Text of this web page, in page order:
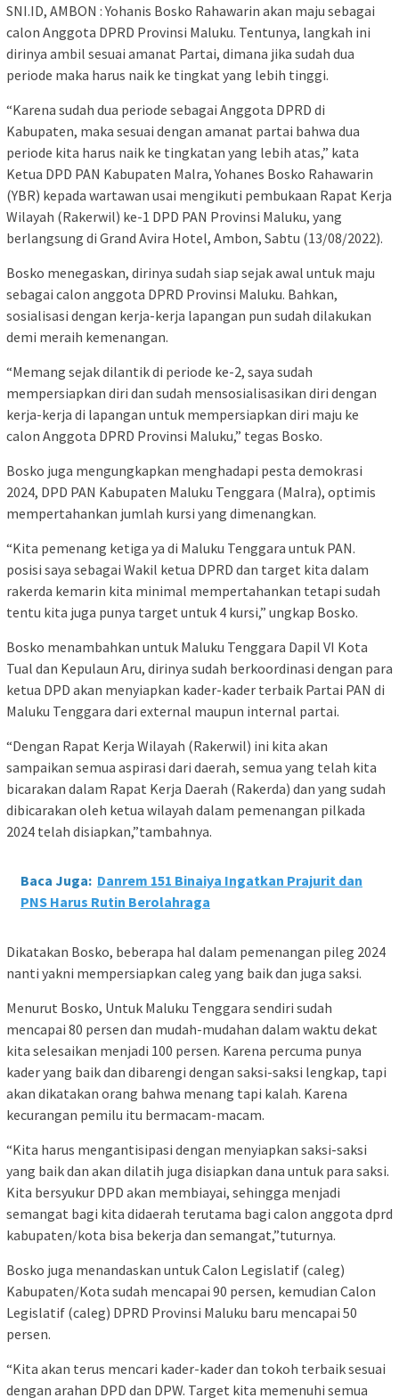
SNI.ID, AMBON : Yohanis Bosko Rahawarin akan maju sebagai
calon Anggota DPRD Provinsi Maluku. Tentunya, langkah ini
dirinya ambil sesuai amanat Partai, dimana jika sudah dua
periode maka harus naik ke tingkat yang lebih tinggi.
“Karena sudah dua periode sebagai Anggota DPRD di
Kabupaten, maka sesuai dengan amanat partai bahwa dua
periode kita harus naik ke tingkatan yang lebih atas,” kata
Ketua DPD PAN Kabupaten Malra, Yohanes Bosko Rahawarin
(YBR) kepada wartawan usai mengikuti pembukaan Rapat Kerja
Wilayah (Rakerwil) ke-1 DPD PAN Provinsi Maluku, yang
berlangsung di Grand Avira Hotel, Ambon, Sabtu (13/08/2022).
Bosko menegaskan, dirinya sudah siap sejak awal untuk maju
sebagai calon anggota DPRD Provinsi Maluku. Bahkan,
sosialisasi dengan kerja-kerja lapangan pun sudah dilakukan
demi meraih kemenangan.
“Memang sejak dilantik di periode ke-2, saya sudah
mempersiapkan diri dan sudah mensosialisasikan diri dengan
kerja-kerja di lapangan untuk mempersiapkan diri maju ke
calon Anggota DPRD Provinsi Maluku,” tegas Bosko.
Bosko juga mengungkapkan menghadapi pesta demokrasi
2024, DPD PAN Kabupaten Maluku Tenggara (Malra), optimis
mempertahankan jumlah kursi yang dimenangkan.
“Kita pemenang ketiga ya di Maluku Tenggara untuk PAN.
posisi saya sebagai Wakil ketua DPRD dan target kita dalam
rakerda kemarin kita minimal mempertahankan tetapi sudah
tentu kita juga punya target untuk 4 kursi,” ungkap Bosko.
Bosko menambahkan untuk Maluku Tenggara Dapil VI Kota
Tual dan Kepulaun Aru, dirinya sudah berkoordinasi dengan para
ketua DPD akan menyiapkan kader-kader terbaik Partai PAN di
Maluku Tenggara dari external maupun internal partai.
“Dengan Rapat Kerja Wilayah (Rakerwil) ini kita akan
sampaikan semua aspirasi dari daerah, semua yang telah kita
bicarakan dalam Rapat Kerja Daerah (Rakerda) dan yang sudah
dibicarakan oleh ketua wilayah dalam pemenangan pilkada
2024 telah disiapkan,”tambahnya.
Baca Juga: Danrem 151 Binaiya Ingatkan Prajurit dan
PNS Harus Rutin Berolahraga
Dikatakan Bosko, beberapa hal dalam pemenangan pileg 2024
nanti yakni mempersiapkan caleg yang baik dan juga saksi.
Menurut Bosko, Untuk Maluku Tenggara sendiri sudah
mencapai 80 persen dan mudah-mudahan dalam waktu dekat
kita selesaikan menjadi 100 persen. Karena percuma punya
kader yang baik dan dibarengi dengan saksi-saksi lengkap, tapi
akan dikatakan orang bahwa menang tapi kalah. Karena
kecurangan pemilu itu bermacam-macam.
“Kita harus mengantisipasi dengan menyiapkan saksi-saksi
yang baik dan akan dilatih juga disiapkan dana untuk para saksi.
Kita bersyukur DPD akan membiayai, sehingga menjadi
semangat bagi kita didaerah terutama bagi calon anggota dprd
kabupaten/kota bisa bekerja dan semangat,”tuturnya.
Bosko juga menandaskan untuk Calon Legislatif (caleg)
Kabupaten/Kota sudah mencapai 90 persen, kemudian Calon
Legislatif (caleg) DPRD Provinsi Maluku baru mencapai 50
persen.
“Kita akan terus mencari kader-kader dan tokoh terbaik sesuai
dengan arahan DPD dan DPW. Target kita memenuhi semua